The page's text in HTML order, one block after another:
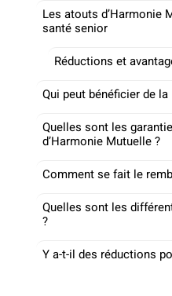
Les atouts d’Harmonie
santé senior
Réductions et
Qui peut bénéficier de
Quelles sont les
d’Harmonie Mutuelle ?
Comment se fait le
Quelles sont les
?
Y a-t-il des réductions